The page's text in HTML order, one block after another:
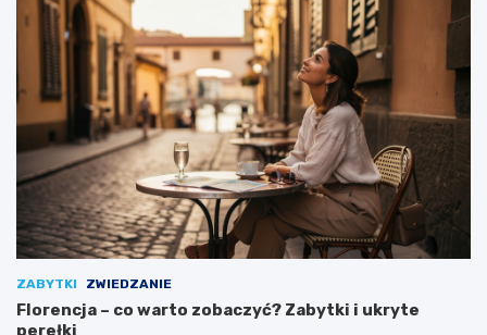
ZABYTKI ZWIEDZANIE
Florencja – co warto zobaczyć? Zabytki i ukryte
perełki